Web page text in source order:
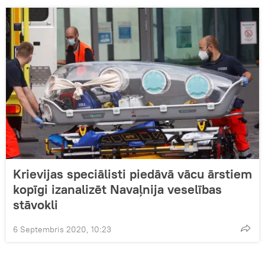
Krievijas speciālisti piedāvā vācu ārstiem
kopīgi izanalizēt Navaļnija veselības
stāvokli
6 Septembris 2020, 10:23